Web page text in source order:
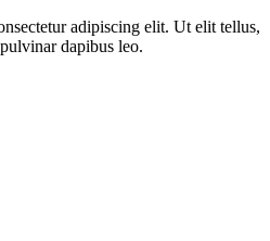
adipiscing elit. Ut elit tellus,
dapibus leo.